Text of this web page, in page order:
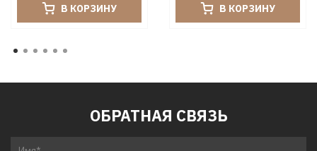
В КОРЗИНУ В КОРЗИНУ
ОБРАТНАЯ СВЯЗЬ